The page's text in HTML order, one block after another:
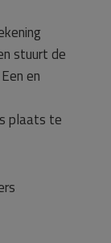
stuurt de
en
plaats te